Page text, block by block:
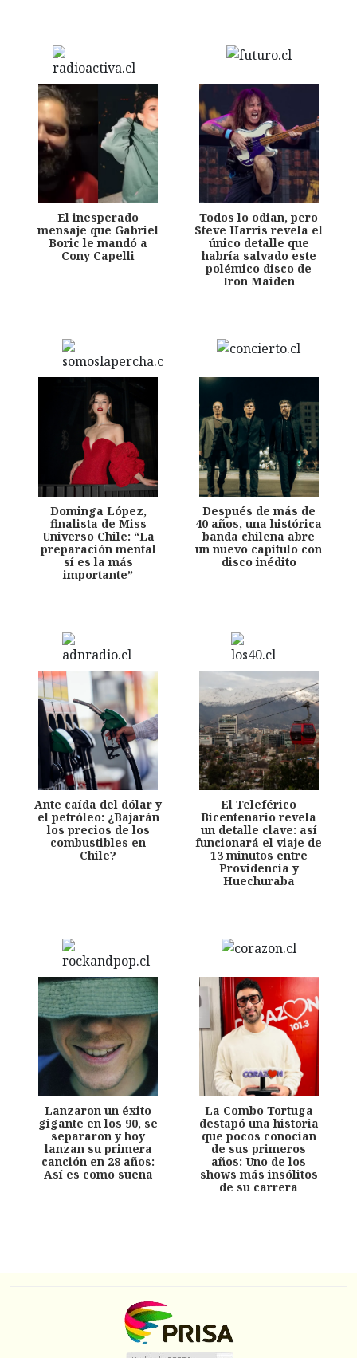
El inesperado
mensaje que Gabriel
Boric le mandó a
Cony Capelli
Todos lo odian, pero
Steve Harris revela el
único detalle que
habría salvado este
polémico disco de
Iron Maiden
Dominga López,
finalista de Miss
Universo Chile: “La
preparación mental
sí es la más
importante”
Después de más de
40 años, una histórica
banda chilena abre
un nuevo capítulo con
disco inédito
Ante caída del dólar y
el petróleo: ¿Bajarán
los precios de los
combustibles en
Chile?
El Teleférico
Bicentenario revela
un detalle clave: así
funcionará el viaje de
13 minutos entre
Providencia y
Huechuraba
Lanzaron un éxito
gigante en los 90, se
separaron y hoy
lanzan su primera
canción en 28 años:
Así es como suena
La Combo Tortuga
destapó una historia
que pocos conocían
de sus primeros
años: Uno de los
shows más insólitos
de su carrera